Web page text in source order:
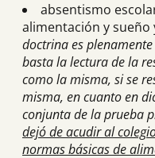
absentismo
alimentación y sueño
doctrina es
basta la lectura de la
como la misma, si se
misma, en cuanto en
conjunta de la prueba
dejó de acudir al
normas básicas de